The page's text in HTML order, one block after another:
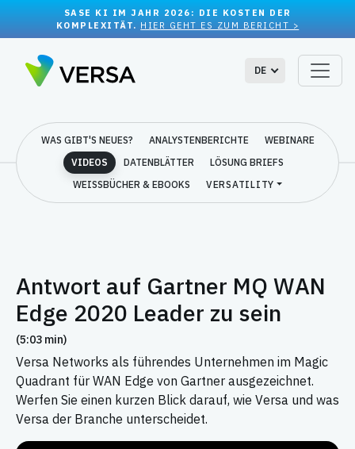
SASE KI IM JAHR 2026: DIE KOSTEN DER
KOMPLEXITÄT. HIER GEHT ES ZUM BERICHT >
DE
WAS GIBT'S NEUES? ANALYSTENBERICHTE
WEBINARE
VIDEOS
DATENBLÄTTER
LÖSUNG BRIEFS
WEISSBÜCHER & EBOOKS
VERSATILITY
Antwort auf Gartner MQ WAN
Edge 2020 Leader zu sein
(5:03 min)
Versa Networks als führendes Unternehmen im Magic
Quadrant für WAN Edge von Gartner ausgezeichnet.
Werfen Sie einen kurzen Blick darauf, wie Versa und was
Versa der Branche unterscheidet.